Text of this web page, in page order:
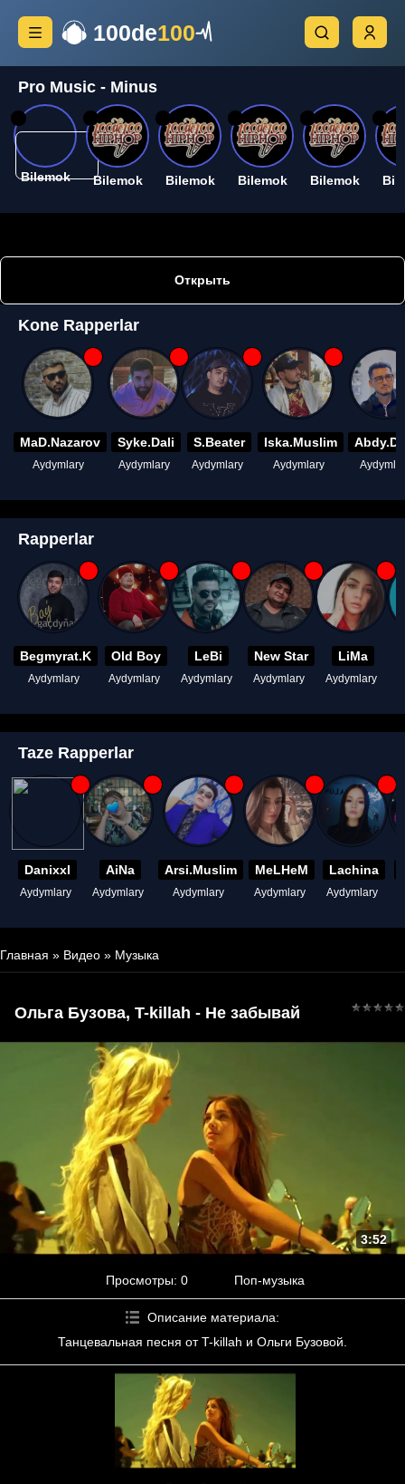
100de100
Pro Music - Minus
Bilemok Bilemok Bilemok Bilemok Bilemok
Открыть
Kone Rapperlar
MaD.Nazarov
Aydymlary
Syke.Dali
Aydymlary
S.Beater
Aydymlary
Iska.Muslim
Aydymlary
Rapperlar
Begmyrat.K
Aydymlary
Old Boy
Aydymlary
LeBi
Aydymlary
New Star
Aydymlary
LiMa
Aydymlary
Taze Rapperlar
Danixxl
Aydymlary
AiNa
Aydymlary
Arsi.Muslim
Aydymlary
MeLHeM
Aydymlary
Lachina
Aydymlary
Главная » Видео » Музыка
Ольга Бузова, T-killah - Не забывай
3:52
Просмотры: 0 Поп-музыка
Описание материала:
Танцевальная песня от T-killah и Ольги Бузовой.